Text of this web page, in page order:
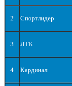
2 Спортлидер
3 ЛТК
4 Кардинал